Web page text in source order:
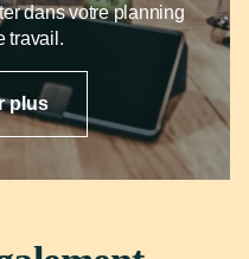
dans votre planning
travail.
plus